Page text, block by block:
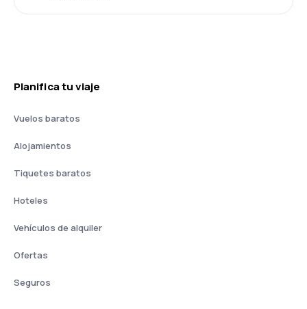
Planifica tu viaje
Vuelos baratos
Alojamientos
Tiquetes baratos
Hoteles
Vehículos de alquiler
Ofertas
Seguros